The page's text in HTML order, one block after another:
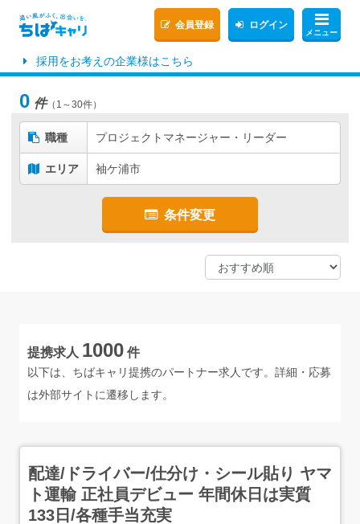
メニュー
会員登録 ログイン
採用をお考えの企業様はこちら
0 件（1～30件）
職種 プロジェクトマネージャー・リーダー
エリア 袖ケ浦市
条件変更
提携求人 1000 件
以下は、ちばキャリ提携のパートナー求人です。詳細・応募
は外部サイトに遷移します。
配達/ドライバー/仕分け・シール貼り ヤマ
ト運輸 正社員デビュー 年間休日は実質
133日/各種手当充実